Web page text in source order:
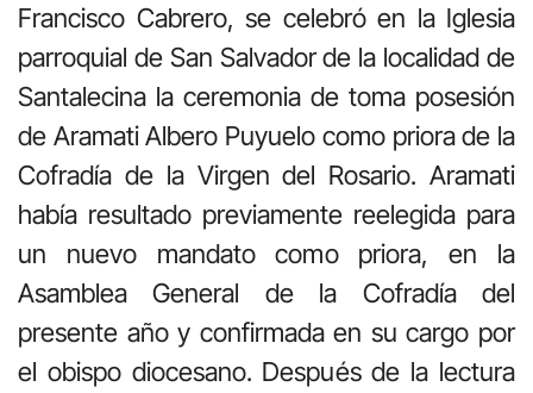
Francisco Cabrero, se celebró en la Iglesia
parroquial de San Salvador de la localidad de
Santalecina la ceremonia de toma posesión
de Aramati Albero Puyuelo como priora de la
Cofradía de la Virgen del Rosario. Aramati
había resultado previamente reelegida para
un nuevo mandato como priora, en la
Asamblea General de la Cofradía del
presente año y confirmada en su cargo por
el obispo diocesano. Después de la lectura